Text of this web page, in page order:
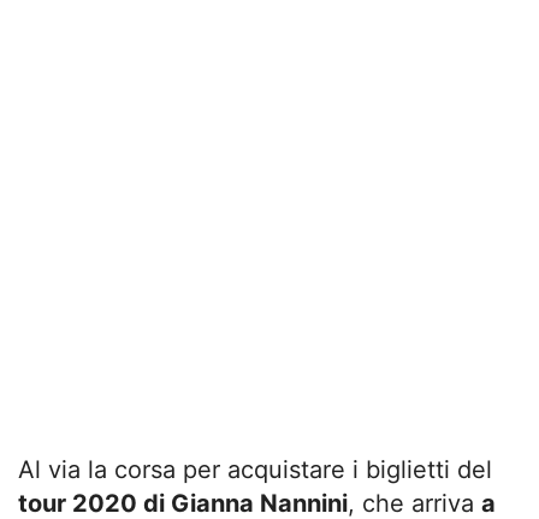
Al via la corsa per acquistare i biglietti del
tour 2020 di Gianna Nannini, che arriva a